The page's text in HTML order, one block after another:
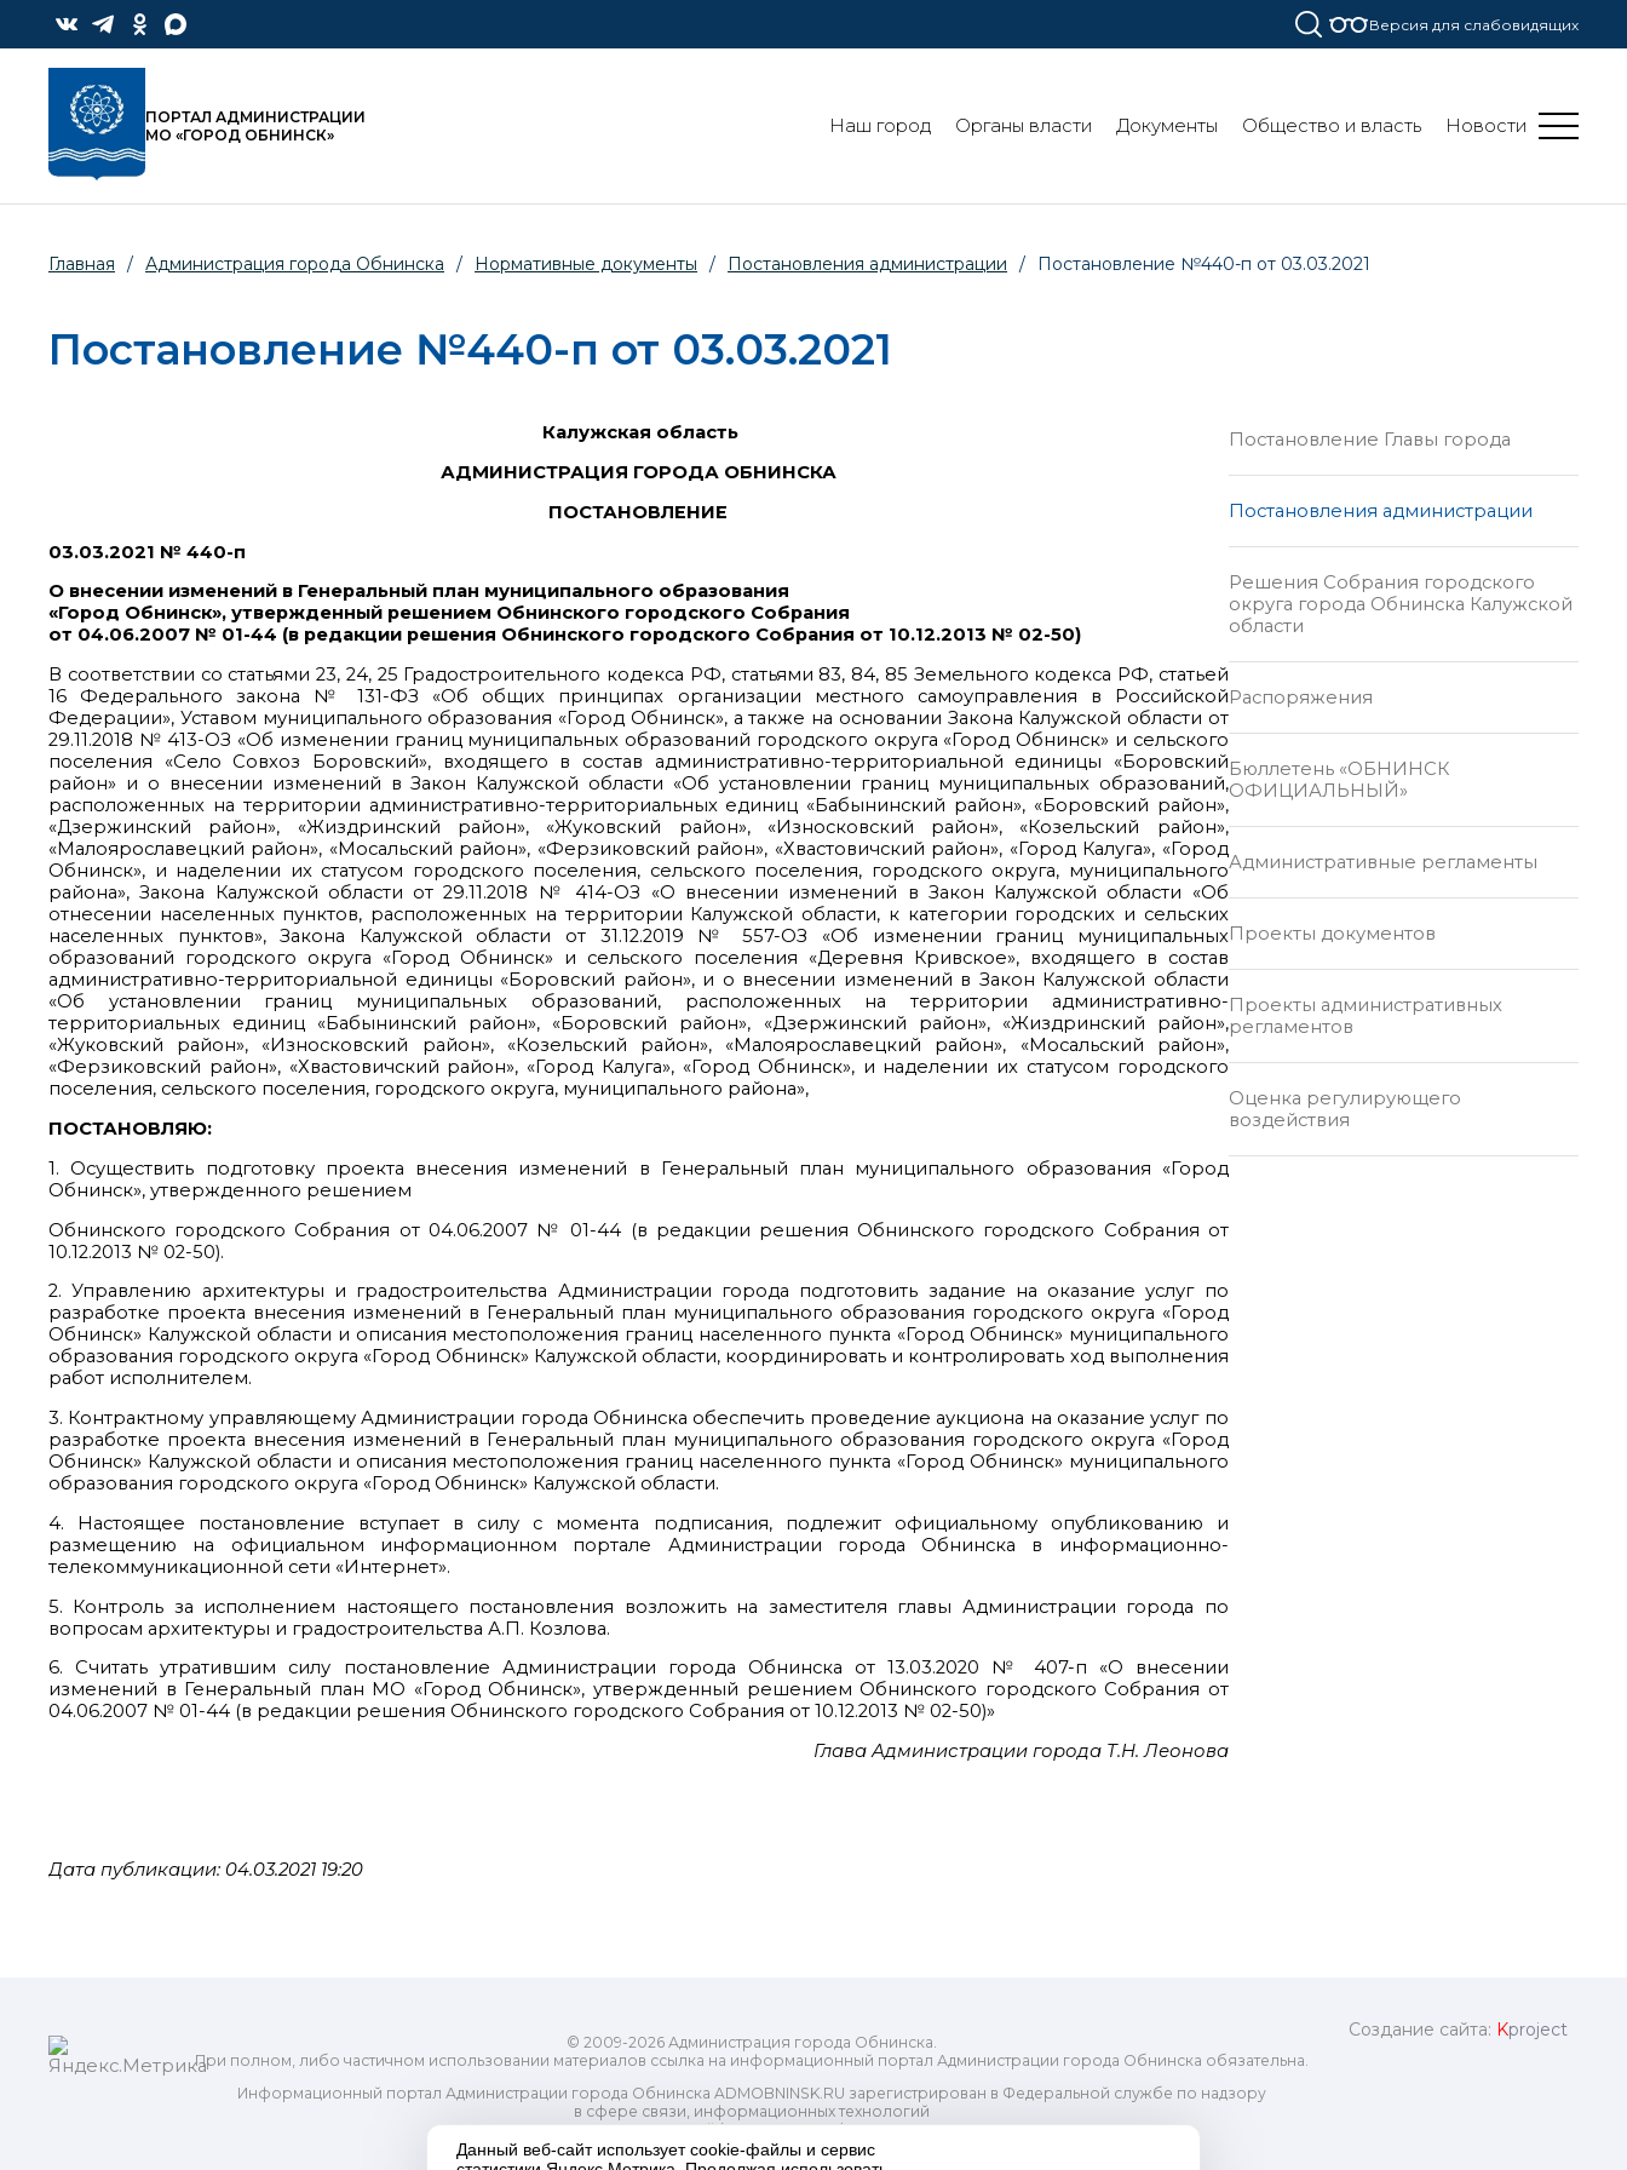
Версия для слабовидящих
ПОРТАЛ АДМИНИСТРАЦИИ
МО «ГОРОД ОБНИНСК»
Наш город Органы власти Документы Общество и власть Новости
Главная / Администрация города Обнинска / Нормативные документы / Постановления администрации / Постановление №440-п от 03.03.2021
Постановление №440-п от 03.03.2021
Калужская область
АДМИНИСТРАЦИЯ ГОРОДА ОБНИНСКА
ПОСТАНОВЛЕНИЕ
03.03.2021 № 440-п
О внесении изменений в Генеральный план муниципального образования
«Город Обнинск», утвержденный решением Обнинского городского Собрания
от 04.06.2007 № 01-44 (в редакции решения Обнинского городского Собрания от 10.12.2013 № 02-50)
В соответствии со статьями 23, 24, 25 Градостроительного кодекса РФ, статьями 83, 84, 85 Земельного кодекса РФ, статьей
16 Федерального закона № 131-ФЗ «Об общих принципах организации местного самоуправления в Российской
Федерации», Уставом муниципального образования «Город Обнинск», а также на основании Закона Калужской области от
29.11.2018 № 413-ОЗ «Об изменении границ муниципальных образований городского округа «Город Обнинск» и сельского
поселения «Село Совхоз Боровский», входящего в состав административно-территориальной единицы «Боровский
район» и о внесении изменений в Закон Калужской области «Об установлении границ муниципальных образований,
расположенных на территории административно-территориальных единиц «Бабынинский район», «Боровский район»,
«Дзержинский район», «Жиздринский район», «Жуковский район», «Износковский район», «Козельский район»,
«Малоярославецкий район», «Мосальский район», «Ферзиковский район», «Хвастовичский район», «Город Калуга», «Город
Обнинск», и наделении их статусом городского поселения, сельского поселения, городского округа, муниципального
района», Закона Калужской области от 29.11.2018 № 414-ОЗ «О внесении изменений в Закон Калужской области «Об
отнесении населенных пунктов, расположенных на территории Калужской области, к категории городских и сельских
населенных пунктов», Закона Калужской области от 31.12.2019 № 557-ОЗ «Об изменении границ муниципальных
образований городского округа «Город Обнинск» и сельского поселения «Деревня Кривское», входящего в состав
административно-территориальной единицы «Боровский район», и о внесении изменений в Закон Калужской области
«Об установлении границ муниципальных образований, расположенных на территории административно-
территориальных единиц «Бабынинский район», «Боровский район», «Дзержинский район», «Жиздринский район»,
«Жуковский район», «Износковский район», «Козельский район», «Малоярославецкий район», «Мосальский район»,
«Ферзиковский район», «Хвастовичский район», «Город Калуга», «Город Обнинск», и наделении их статусом городского
поселения, сельского поселения, городского округа, муниципального района»,
ПОСТАНОВЛЯЮ:
1. Осуществить подготовку проекта внесения изменений в Генеральный план муниципального образования «Город
Обнинск», утвержденного решением
Обнинского городского Собрания от 04.06.2007 № 01-44 (в редакции решения Обнинского городского Собрания от
10.12.2013 № 02-50).
2. Управлению архитектуры и градостроительства Администрации города подготовить задание на оказание услуг по
разработке проекта внесения изменений в Генеральный план муниципального образования городского округа «Город
Обнинск» Калужской области и описания местоположения границ населенного пункта «Город Обнинск» муниципального
образования городского округа «Город Обнинск» Калужской области, координировать и контролировать ход выполнения
работ исполнителем.
3. Контрактному управляющему Администрации города Обнинска обеспечить проведение аукциона на оказание услуг по
разработке проекта внесения изменений в Генеральный план муниципального образования городского округа «Город
Обнинск» Калужской области и описания местоположения границ населенного пункта «Город Обнинск» муниципального
образования городского округа «Город Обнинск» Калужской области.
4. Настоящее постановление вступает в силу с момента подписания, подлежит официальному опубликованию и
размещению на официальном информационном портале Администрации города Обнинска в информационно-
телекоммуникационной сети «Интернет».
5. Контроль за исполнением настоящего постановления возложить на заместителя главы Администрации города по
вопросам архитектуры и градостроительства А.П. Козлова.
6. Считать утратившим силу постановление Администрации города Обнинска от 13.03.2020 № 407-п «О внесении
изменений в Генеральный план МО «Город Обнинск», утвержденный решением Обнинского городского Собрания от
04.06.2007 № 01-44 (в редакции решения Обнинского городского Собрания от 10.12.2013 № 02-50)»
Глава Администрации города Т.Н. Леонова
Дата публикации: 04.03.2021 19:20
Постановление Главы города
Постановления администрации
Решения Собрания городского
округа города Обнинска Калужской
области
Распоряжения
Бюллетень «ОБНИНСК
ОФИЦИАЛЬНЫЙ»
Административные регламенты
Проекты документов
Проекты административных
регламентов
Оценка регулирующего
воздействия
© 2009-2026 Администрация города Обнинска.
При полном, либо частичном использовании материалов ссылка на информационный портал Администрации города Обнинска обязательна.
Информационный портал Администрации города Обнинска ADMOBNINSK.RU зарегистрирован в Федеральной службе по надзору
в сфере связи, информационных технологий
и массовых коммуникаций (Роскомнадзор) 24 июля 2018 года.
Свидетельство о регистрации Эл № ФС77-73321
Создание сайта: Kproject
Данный веб-сайт использует cookie-файлы и сервис